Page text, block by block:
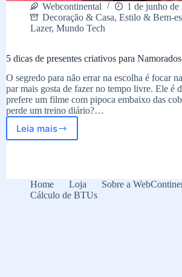
Webcontinental
1 de junho de
Decoração & Casa, Estilo & Bem-
Lazer, Mundo Tech
5 dicas de presentes criativos para
O segredo para não errar na escolha é focar
par mais gosta de fazer no tempo livre. Ele é
prefere um filme com pipoca embaixo das
perde um treino diário?…
Leia mais
5
criativos
para
Namorados
Home Loja
Sobre a
Cálculo de BTUs